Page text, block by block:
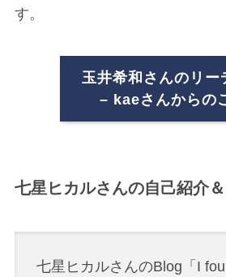
す。
玉井希和さんのリー
– kaeさんからの
七星ヒカルさんの自己紹介
七星ヒカルさんのBlog「I